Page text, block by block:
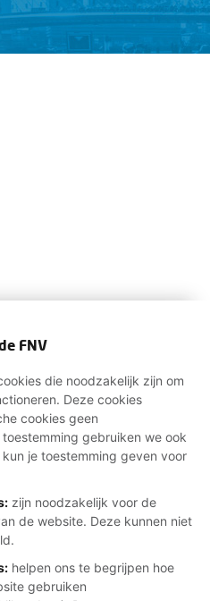
FNV
die noodzakelijk zijn om
Deze cookies
cookies geen
gebruiken we ook
je toestemming geven voor
zijn noodzakelijk voor de
de website. Deze kunnen niet
: helpen ons te begrijpen hoe
gebruiken